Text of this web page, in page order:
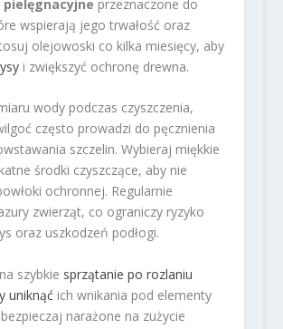
przeznaczone do
wspierają jego trwałość oraz
olejowoski co kilka miesięcy, aby
i zwiększyć ochronę drewna.
wody podczas czyszczenia,
często prowadzi do pęcznienia
szczelin. Wybieraj miękkie
środki czyszczące, aby nie
ochronnej. Regularnie
zwierząt, co ograniczy ryzyko
oraz uszkodzeń podłogi.
szybkie sprzątanie po rozlaniu
uniknąć ich wnikania pod elementy
narażone na zużycie